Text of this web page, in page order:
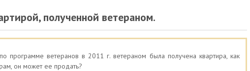
полученной ветераном.
программе ветеранов в 2011 г. ветераном была получена квартира, как
он может ее продать?